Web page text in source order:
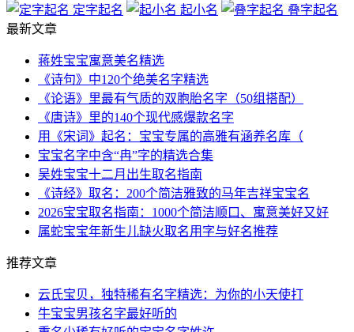
定字起名
起小名
叠字起名
最新文章
蒋姓宝宝寓意美名精选
《诗句》中120个绝美名字精选
《论语》里最有气质的双胞胎名字（50组搭配）
《唐诗》里的140个现代感爆款名字
用《宋词》起名：宝宝专属的高雅有涵养名库（
宝宝名字中含“冉”字的精选合集
吴姓宝宝十二月出生取名指南
《诗经》取名：200个简洁雅致的马年吉祥宝宝名
2026宝宝取名指南：1000个简洁顺口、寓意美好又好
属蛇宝宝年新生儿缺火取名用字与好名推荐
推荐文章
云氏宝贝，独特稀有名字精选：为你的小天使打
牛宝宝男孩名字最好听的